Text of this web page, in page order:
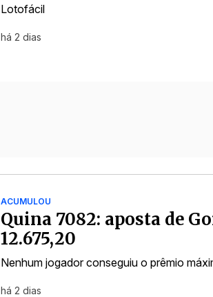
Lotofácil
há 2 dias
ACUMULOU
Quina 7082: aposta de
12.675,20
Nenhum jogador conseguiu o prêmio
há 2 dias